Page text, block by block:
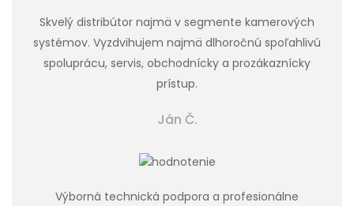
Skvelý distribútor najmä v segmente kamerových
systémov. Vyzdvihujem najmä dlhoročnú spoľahlivú
spoluprácu, servis, obchodnícky a prozákaznícky
prístup.
Ján Č.
Výborná technická podpora a profesionálne